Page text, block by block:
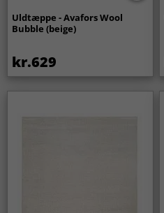
Uldtæppe - Avafors Wool
Bubble (beige)
kr.629